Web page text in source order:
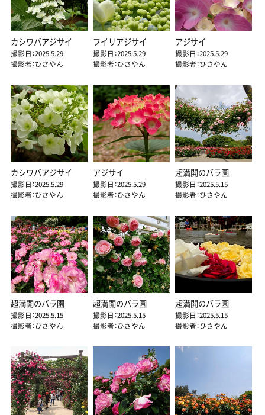
カシワバアジサイ
撮影日：2025.5.29
撮影者：ひさやん
フイリアジサイ
撮影日：2025.5.29
撮影者：ひさやん
アジサイ
撮影日：2025.5.29
撮影者：ひさやん
カシワバアジサイ
撮影日：2025.5.29
撮影者：ひさやん
アジサイ
撮影日：2025.5.29
撮影者：ひさやん
超満開のバラ園
撮影日：2025.5.15
撮影者：ひさやん
超満開のバラ園
撮影日：2025.5.15
撮影者：ひさやん
超満開のバラ園
撮影日：2025.5.15
撮影者：ひさやん
超満開のバラ園
撮影日：2025.5.15
撮影者：ひさやん